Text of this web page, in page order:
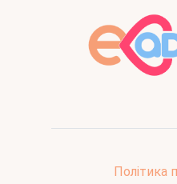
Політика